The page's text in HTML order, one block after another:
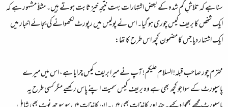
ء
سنا ہے کہ تلاشِ گم شدہ کے بعض اشتہارات بہت نتیجہ خیز ثابت ہوتے ہیں۔ مثلاً مشہور ہے کہ
ایک شخص کا بریف کیس چوری ہو گیا۔ اس نے پولیس میں رپورٹ لکھوانے کی بجائے اخبار میں
ایک اشتہار دیا جس کا مضمون کچھ اس طرح کا تھا:
محترم چور صاحب قبلہ! السلام علیکم! آپ نے میرا بریف کیس چرایا ہے، اس میں میرے
پاسپورٹ کے سوا جو کچھ بھی ہے وہ بریف کیس سمیت اپنے پاس رکھیے مگر کسی طرح یہ